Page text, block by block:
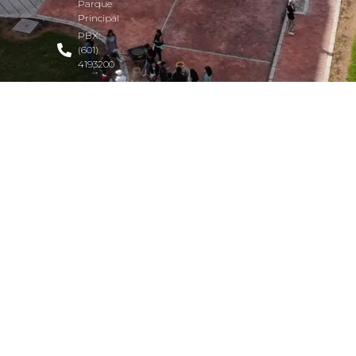
Parque
Principal
PBX:
(601)
4193200